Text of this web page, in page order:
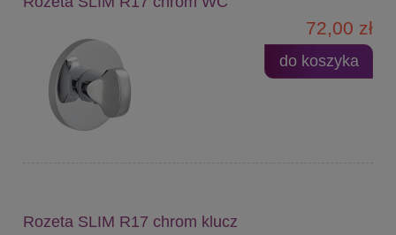
72,00 zł
do koszyka
Rozeta SLIM R17 chrom klucz